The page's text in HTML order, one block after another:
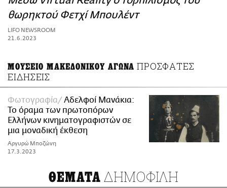
ΑΜΠΑ
PRINT
θωρηκτού Φετχί Μπουλέντ
LIFO NEWSROOM
21.6.2023
ΜΟΥΣΕΙΟ ΜΑΚΕΔΟΝΙΚΟΥ ΑΓΩΝΑ ΠΡΟΣΦΑΤΕΣ
ΕΙΔΗΣΕΙΣ
Φωτογραφία
Αδελφοί Μανάκια:
Το όραμα των πρωτοπόρων
Ελλήνων κινηματογραφιστών σε
μια μοναδική έκθεση
Αργυρώ Μποζώνη
17.3.2023
ΘΕΜΑΤΑ ΔΗΜΟΦΙΛΗ